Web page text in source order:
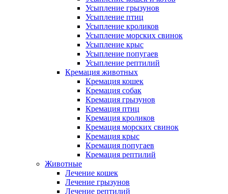
Усыпление грызунов
Усыпление птиц
Усыпление кроликов
Усыпление морских свинок
Усыпление крыс
Усыпление попугаев
Усыпление рептилий
Кремация животных
Кремация кошек
Кремация собак
Кремация грызунов
Кремация птиц
Кремация кроликов
Кремация морских свинок
Кремация крыс
Кремация попугаев
Кремация рептилий
Животные
Лечение кошек
Лечение грызунов
Лечение рептилий